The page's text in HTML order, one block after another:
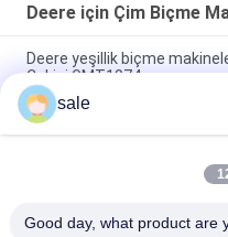
Deere için Çim Biçme
Deere yeşillik biçme
Çekici GMT1074
Clutch Pro Gator 2030 2020
GM809222 GM809221
Çim Biçme Makinesi
sale
Good day, what product are